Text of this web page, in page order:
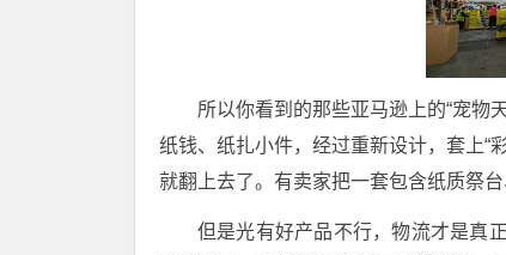
所以你看到的那些亚马逊上的“宠物
纸钱、纸扎小件，经过重新设计，套上“
就翻上去了。有卖家把一套包含纸质祭
但是光有好产品不行，物流才是真正